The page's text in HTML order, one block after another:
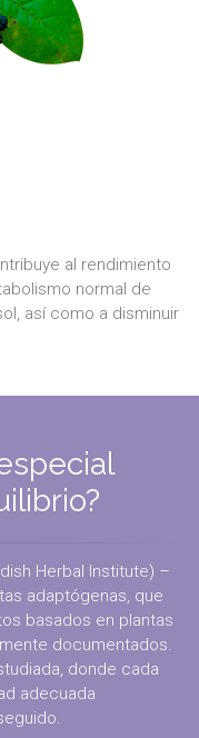
al rendimiento
normal de
así como a disminuir
Herbal Institute) –
adaptógenas, que
basados en plantas
documentados.
donde cada
adecuada